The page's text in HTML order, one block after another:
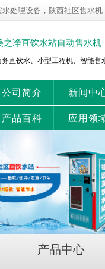
处理设备，陕西社区售水
！
之净直饮水站自动售水机
务直饮水、小型工程机、智能售
公司简介 新闻中
产品百科 应用领
产品中心